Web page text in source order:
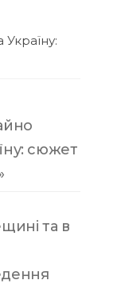
сюжет
та в